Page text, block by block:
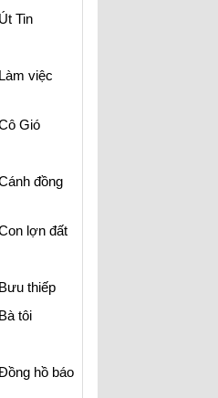
Tin
việc
Gió
đồng
lợn đất
thiếp
tôi
hồ báo